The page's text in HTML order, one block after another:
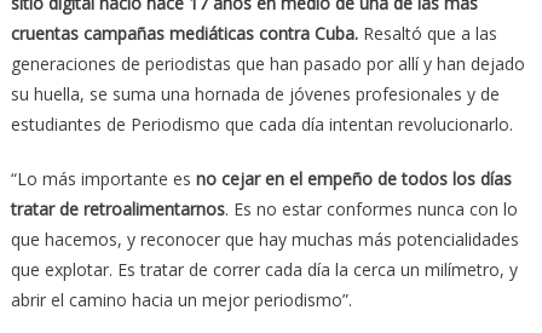
cruentas campañas mediáticas contra Cuba.Resaltó que a las
generaciones de periodistas que han pasado por allí y han dejado
su huella, se suma una hornada de jóvenes profesionales y de
estudiantes de Periodismo que cada día intentan revolucionarlo.
“Lo más importante es no cejar en el empeño de todos los días
tratar de retroalimentarnos. Es no estar conformes nunca con lo
que hacemos, y reconocer que hay muchas más potencialidades
que explotar. Es tratar de correr cada día la cerca un milímetro, y
abrir el camino hacia un mejor periodismo”.